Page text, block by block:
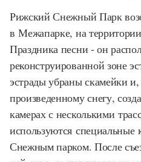
Рижский Снежный Парк
в Межапарке, на
Праздника песни - он
реконструированной зоне
эстрады убраны скамейки и,
произведенному снегу,
камерах с несколькими
используются специальные
Снежным парком. После